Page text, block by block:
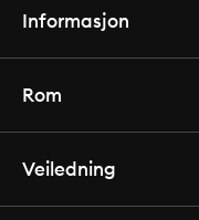
Informasjon
Rom
Veiledning